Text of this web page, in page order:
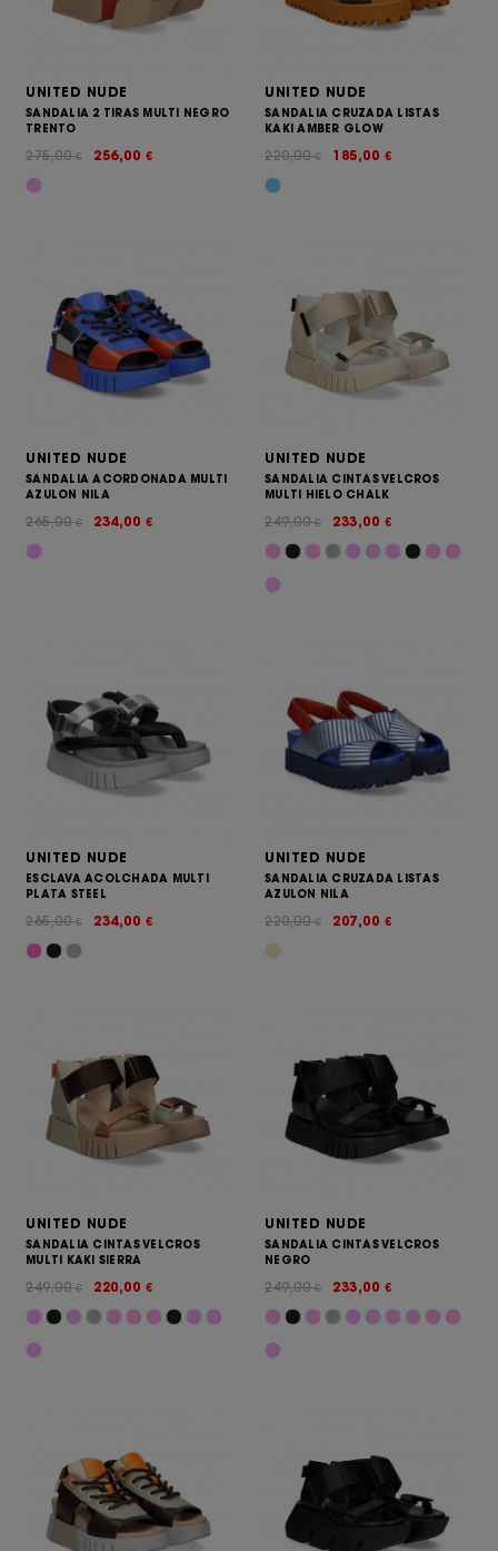
UNITED NUDE
SANDALIA 2 TIRAS MULTI NEGRO
TRENTO
256,00 €
275,00€
UNITED NUDE
SANDALIA CRUZADA LISTAS
KAKI AMBER GLOW
185,00 €
220,00€
UNITED NUDE
SANDALIA ACORDONADA MULTI
AZULON NILA
234,00 €
265,00€
UNITED NUDE
SANDALIA CINTAS VELCROS
MULTI HIELO CHALK
233,00 €
249,00€
UNITED NUDE
ESCLAVA ACOLCHADA MULTI
PLATA STEEL
234,00 €
265,00€
UNITED NUDE
SANDALIA CRUZADA LISTAS
AZULON NILA
207,00 €
220,00€
UNITED NUDE
SANDALIA CINTAS VELCROS
MULTI KAKI SIERRA
220,00 €
249,00€
UNITED NUDE
SANDALIA CINTAS VELCROS
NEGRO
233,00 €
249,00€